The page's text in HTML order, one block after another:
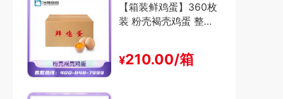
【箱装鲜鸡蛋】360枚
装 粉壳褐壳鸡蛋 整箱
¥210.00/箱